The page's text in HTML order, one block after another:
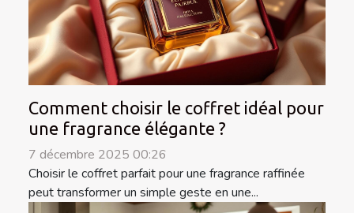
Comment choisir le coffret idéal pour
une fragrance élégante ?
7 décembre 2025 00:26
Choisir le coffret parfait pour une fragrance raffinée
peut transformer un simple geste en une...